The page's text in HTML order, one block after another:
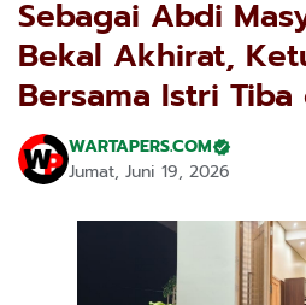
Sebagai Abdi
Bekal Akhirat,
Bersama Istri
WARTAPERS.COM
Jumat, Juni 19, 2026